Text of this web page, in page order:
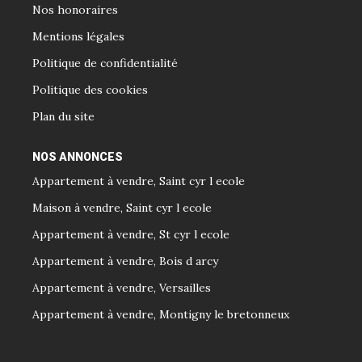
Nos honoraires
Mentions légales
Politique de confidentialité
Politique des cookies
Plan du site
NOS ANNONCES
Appartement à vendre, Saint cyr l ecole
Maison à vendre, Saint cyr l ecole
Appartement à vendre, St cyr l ecole
Appartement à vendre, Bois d arcy
Appartement à vendre, Versailles
Appartement à vendre, Montigny le bretonneux